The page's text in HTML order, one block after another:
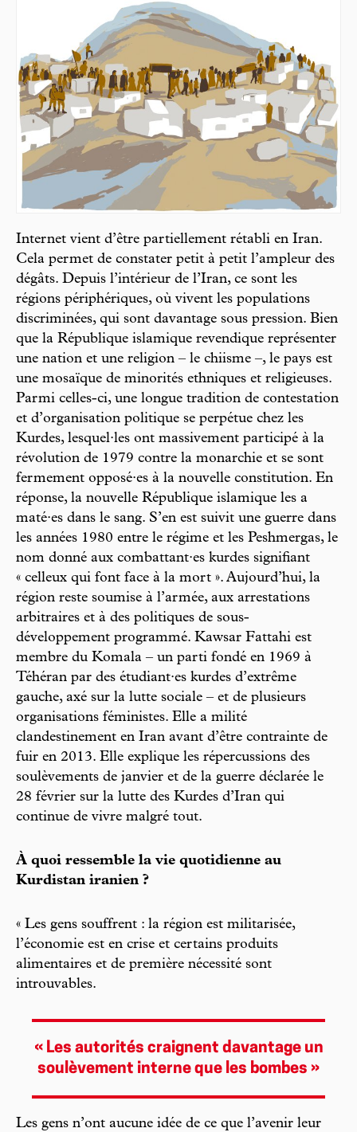
Internet vient d’être partiellement rétabli en Iran.
Cela permet de constater petit à petit l’ampleur des
dégâts. Depuis l’intérieur de l’Iran, ce sont les
régions périphériques, où vivent les populations
discriminées, qui sont davantage sous pression. Bien
que la République islamique revendique représenter
une nation et une religion – le chiisme –, le pays est
une mosaïque de minorités ethniques et religieuses.
Parmi celles-ci, une longue tradition de contestation
et d’organisation politique se perpétue chez les
Kurdes, lesquel·les ont massivement participé à la
révolution de 1979 contre la monarchie et se sont
fermement opposé·es à la nouvelle constitution. En
réponse, la nouvelle République islamique les a
maté·es dans le sang. S’en est suivit une guerre dans
les années 1980 entre le régime et les Peshmergas, le
nom donné aux combattant·es kurdes signifiant
« celleux qui font face à la mort ». Aujourd’hui, la
région reste soumise à l’armée, aux arrestations
arbitraires et à des politiques de sous-
développement programmé. Kawsar Fattahi est
membre du Komala – un parti fondé en 1969 à
Téhéran par des étudiant·es kurdes d’extrême
gauche, axé sur la lutte sociale – et de plusieurs
organisations féministes. Elle a milité
clandestinement en Iran avant d’être contrainte de
fuir en 2013. Elle explique les répercussions des
soulèvements de janvier et de la guerre déclarée le
28 février sur la lutte des Kurdes d’Iran qui
continue de vivre malgré tout.
À quoi ressemble la vie quotidienne au
Kurdistan iranien ?
« Les gens souffrent : la région est militarisée,
l’économie est en crise et certains produits
alimentaires et de première nécessité sont
introuvables.
« Les autorités craignent davantage un
soulèvement interne que les bombes »
Les gens n’ont aucune idée de ce que l’avenir leur